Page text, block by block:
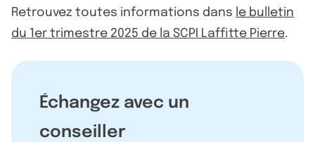
Retrouvez toutes informations dans le bulletin
du 1er trimestre 2025 de la SCPI Laffitte Pierre.
Échangez avec un
conseiller